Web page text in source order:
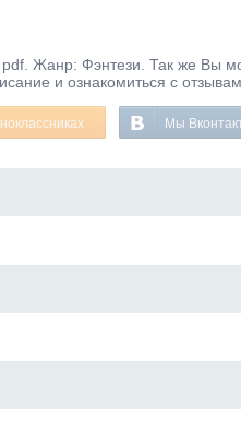
Жанр: Фэнтези. Так же Вы
и ознакомиться с
Мы